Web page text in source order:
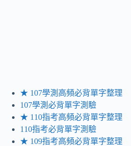
★ 107學測高頻必背單字整理
107學測必背單字測驗
★ 110指考高頻必背單字整理
110指考必背單字測驗
★ 109指考高頻必背單字整理